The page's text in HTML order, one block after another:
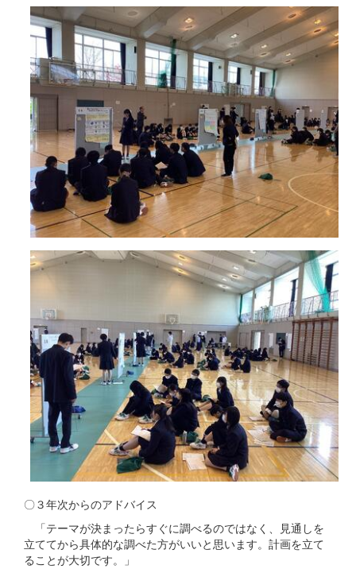
〇３年次からのアドバイス
「テーマが決まったらすぐに調べるのではなく、見通しを
立ててから具体的な調べた方がいいと思います。計画を立て
ることが大切です。」